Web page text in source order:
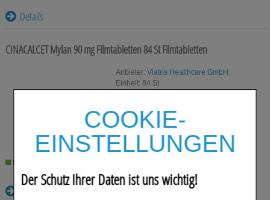
COOKIE-
EINSTELLUNGEN
Der Schutz Ihrer Daten ist uns wichtig!
Details
CINACALCET Mylan 90 mg Filmtabletten84 StFilmtabletten
Anbieter: Viatris Healthcare GmbH
Einheit: 84 St
Darreichungsform: Filmtabletten
172,80€¹
Lieferzeit 2-5 Werktage